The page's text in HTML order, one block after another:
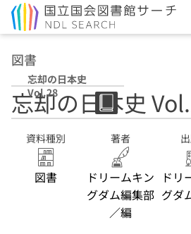
図書
忘却の日本史
Vol.28
忘却の日本史
資料種別
図書
著者
ドリームキン
グダム編集部
／編
ドリ
グダ